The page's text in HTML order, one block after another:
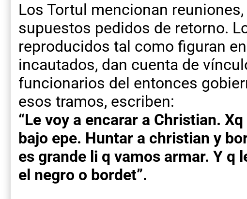
Los Tortul mencionan
supuestos pedidos de retorno.
reproducidos tal como figuran
incautados, dan cuenta de
funcionarios del entonces
esos tramos, escriben:
“Le voy a encarar a Christian.
bajo epe. Huntar a christian y
es grande li q vamos armar. Y q
el negro o bordet”.